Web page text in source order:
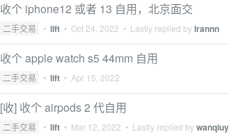
收个 iphone12 或者 13 自用，北京面交
二手交易 • lift • Oct 24, 2022 • Lastly replied bylrannn
收个 apple watch s5 44mm 自用
二手交易 • lift • Apr 15, 2022
[收] 收个 airpods 2 代自用
二手交易 • lift • Mar 12, 2022 • Lastly replied by